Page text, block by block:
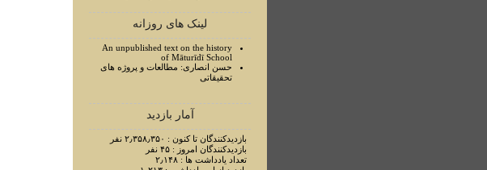
لینک های روزانه
An unpublished text on the history
of Māturīdī School
حسن انصاری: مطالعات و پروژه های
تحقیقاتی
آمار بازدید
بازدیدکنندگان تا کنون : ۲٫۳۵۸٫۳۵۰ نفر
بازدیدکنندگان امروز : ۴۵ نفر
تعداد یادداشت ها : ۲٫۱۴۸